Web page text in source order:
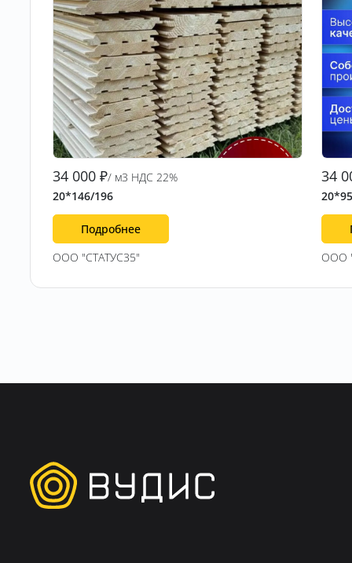
34 000 ₽/ м3 НДС 22%
20*146/196
Подробнее
ООО "СТАТУС35"
34
ООО